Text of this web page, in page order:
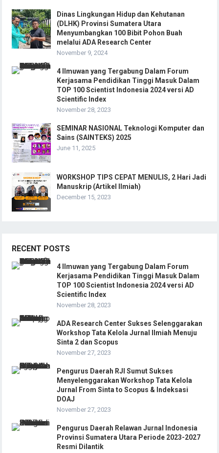
Dinas Lingkungan Hidup dan Kehutanan
(DLHK) Provinsi Sumatera Utara
Menyumbangkan 100 Bibit Pohon Buah
melalui ADA Research Center
November 9, 2024
4 Ilmuwan yang Tergabung Dalam Forum
Kerjasama Pendidikan Tinggi Masuk Dalam
TOP 100 Scientist Indonesia 2024 versi AD
Scientific Index
November 28, 2023
SEMINAR NASIONAL Teknologi Komputer dan
Sains (SAINTEKS) 2025
June 11, 2025
WORKSHOP TIPS CEPAT MENULIS, 2 Hari Jadi
Manuskrip (Artikel Ilmiah)
December 15, 2023
RECENT POSTS
4 Ilmuwan yang Tergabung Dalam Forum
Kerjasama Pendidikan Tinggi Masuk Dalam
TOP 100 Scientist Indonesia 2024 versi AD
Scientific Index
November 28, 2023
ADA Research Center Sukses Selenggarakan
Workshop Tata Kelola Jurnal Ilmiah Menuju
Sinta 2 dan Scopus
November 27, 2023
Pengurus Daerah RJI Sumut Sukses
Menyelenggarakan Workshop Tata Kelola
Jurnal From Sinta to Scopus & Indeksasi
DOAJ
November 27, 2023
Pengurus Daerah Relawan Jurnal Indonesia
Provinsi Sumatera Utara Periode 2023-2027
Resmi Dilantik